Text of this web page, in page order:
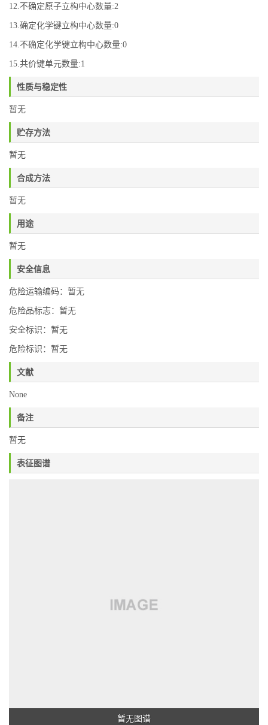
12.不确定原子立构中心数量:2
13.确定化学键立构中心数量:0
14.不确定化学键立构中心数量:0
15.共价键单元数量:1
性质与稳定性
暂无
贮存方法
暂无
合成方法
暂无
用途
暂无
安全信息
危险运输编码：暂无
危险品标志：暂无
安全标识：暂无
危险标识：暂无
文献
None
备注
暂无
表征图谱
暂无图谱